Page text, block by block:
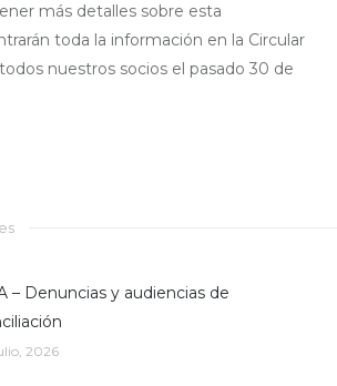
más detalles sobre esta
toda la información en la Circular
nuestros socios el pasado 30 de
– Denuncias y audiencias de
2026